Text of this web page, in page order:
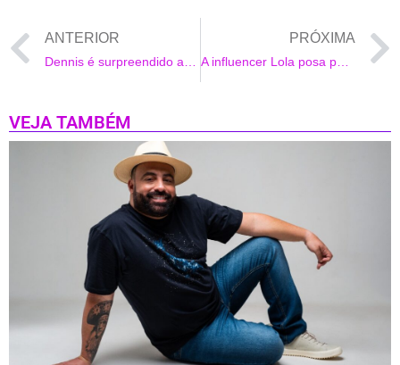
ANTERIOR
Dennis é surpreendido ao receber Disco de Platina de sua filha Tília!
PRÓXIMA
A influencer Lola posa para editorial luxuoso
VEJA TAMBÉM